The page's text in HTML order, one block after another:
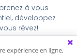
à vous
développez
rêvez!
expérience en ligne,